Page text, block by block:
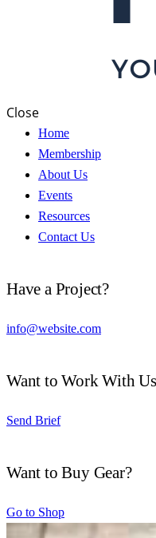
Close
Home
Membership
About Us
Events
Resources
Contact Us
Have a Project?
info@website.com
Want to Work With
Send Brief
Want to Buy Gear?
Go to Shop